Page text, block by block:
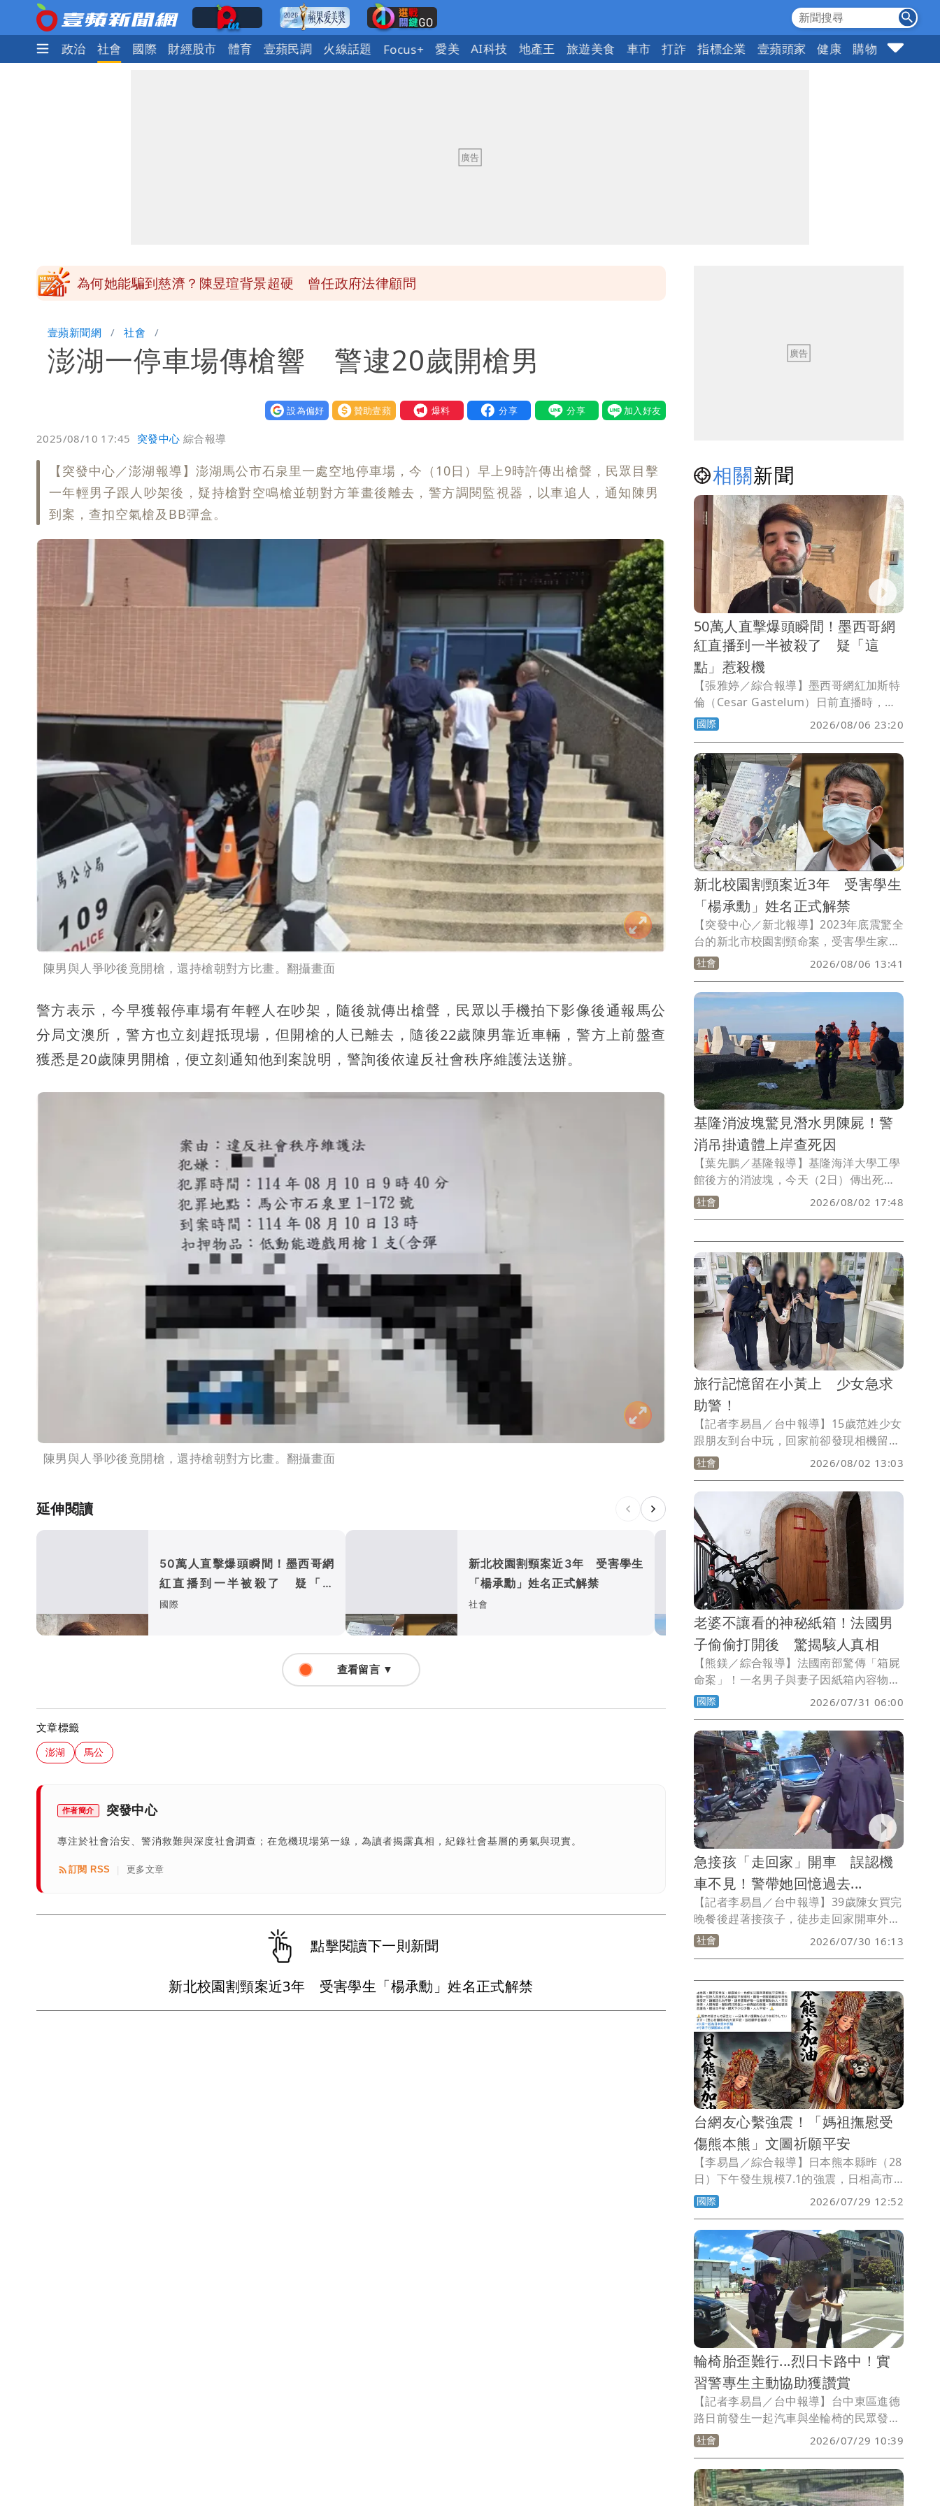
生活 政治 社會 國際 財經股市 體育 壹蘋民調 火線話題 Focus+ 愛美 AI科技 地產王 旅遊美食 車市 打詐 指標企業 壹蘋頭家 健康 購物 女神
為何她能騙到慈濟？陳昱瑄背景超硬 曾任政府法律顧問
中國賣家被踢爆在網購平台「租人頭」 吳欣岱：完美偽裝台灣企業
壹蘋新聞網 社會
澎湖一停車場傳槍響 警逮20歲開槍男
設為偏好 贊助壹蘋 我要爆料
2025/08/10 17:45 突發中心 綜合報導
【突發中心／澎湖報導】澎湖馬公市石泉里一處空地停車場，今（10日）早上9時許傳出槍聲，民眾目擊
一年輕男子跟人吵架後，疑持槍對空鳴槍並朝對方筆畫後離去，警方調閱監視器，以車追人，通知陳男
到案，查扣空氣槍及BB彈盒。
陳男與人爭吵後竟開槍，還持槍朝對方比畫。翻攝畫面
警方表示，今早獲報停車場有年輕人在吵架，隨後就傳出槍聲，民眾以手機拍下影像後通報馬公
分局文澳所，警方也立刻趕抵現場，但開槍的人已離去，隨後22歲陳男靠近車輛，警方上前盤查
獲悉是20歲陳男開槍，便立刻通知他到案說明，警詢後依違反社會秩序維護法送辦。
陳男與人爭吵後竟開槍，還持槍朝對方比畫。翻攝畫面
延伸閱讀
50萬人直擊爆頭瞬間！墨西哥網
紅直播到一半被殺了 疑「這
點」惹殺機
國際
新北校園割頸案近3年 受害學生
「楊承勳」姓名正式解禁
社會
基隆消波塊驚見潛水男陳屍
消吊掛遺體上岸查死因
社會
查看留言 ▼
文章標籤
澎湖 馬公
作者簡介 突發中心
專注於社會治安、警消救難與深度社會調查；在危機現場第一線，為讀者揭露真相，紀錄社會基層的勇氣與現實。
訂閱 RSS | 更多文章
點擊閱讀下一則新聞
新北校園割頸案近3年 受害學生「楊承勳」姓名正式解禁
相關新聞
50萬人直擊爆頭瞬間！墨西哥網
紅直播到一半被殺了 疑「這
點」惹殺機
【張雅婷／綜合報導】墨西哥網紅加斯特
倫（Cesar Gastelum）日前直播時，竟
在鏡頭前遭摩托車騎士近距離槍殺身亡，
驚悚一幕被數十萬名粉絲目睹。當局表
示，加斯特倫曾在社群媒體提及犯罪集
團，疑似因此惹上殺機。
國際 2026/08/06 23:20
新北校園割頸案近3年 受害學生
「楊承勳」姓名正式解禁
【突發中心／新北報導】2023年底震驚全
台的新北市校園割頸命案，受害學生家屬
歷經近3年奔走，新北市政府完成審議
後，決議基於公共利益及校園安全教育需
求，同意在校園安全教材及相關紀念活動
中公開受害學生姓名，讓過去只能以「楊
姓國中生」稱呼的受害者，正式以本名
「楊承勳」被社會記住。
社會 2026/08/06 13:41
基隆消波塊驚見潛水男陳屍！警
消吊掛遺體上岸查死因
【葉先鵬／基隆報導】基隆海洋大學工學
館後方的消波塊，今天（2日）傳出死亡
事件，警消趕抵後發現一名60多歲江姓男
子已明顯死亡，詳細事發原因還有待進一
社會 2026/08/02 17:48
旅行記憶留在小黃上 少女急求
助警！
【記者李易昌／台中報導】15歲范姓少女
跟朋友到台中玩，回家前卻發現相機留在
計程車上，因沒記車牌跟司機資訊，她們
焦急不知所措，只好向附近派出所求助，
警方獲報後除安撫2人情緒外，也根據他
們提供的線索查找，最後順利聯繫上司
機，成功找回遺失物，2少女才放下心中
大石。
社會 2026/08/02 13:03
老婆不讓看的神秘紙箱！法國男
子偷偷打開後 驚揭駭人真相
【熊鎂／綜合報導】法國南部驚傳「箱屍
命案」！一名男子與妻子因紙箱內容物發
生爭執，男子趁妻子不在家偷偷開箱後，
竟發現內藏5具嬰屍！警方目前已介入調
查，將透過司法鑑定，釐清嬰兒死亡時間
與案件經過。
國際 2026/07/31 06:00
急接孩「走回家」開車 誤認機
車不見！警帶她回憶過去...
【記者李易昌／台中報導】39歲陳女買完
晚餐後趕著接孩子，徒步走回家開車外
出，隔天要騎車時卻遍尋不著機車，焦急
報警求助，警方到場排除遭竊的可能性，
晚餐處找回機車，對自己的糊塗忘事也感
到不好意思。
社會 2026/07/30 16:13
台網友心繫強震！「媽祖撫慰受
傷熊本熊」文圖祈願平安
【李易昌／綜合報導】日本熊本縣昨（28
日）下午發生規模7.1的強震，日相高市
早苗今（29日）指出已有13死、持續搜救
爆炸後疑受困倒塌的永旺商城AEON建築
物體的民眾等，而一幕幕驚心動魄的地震
畫面傳出，時常感受到地震威脅的台灣網
友Wen Jing Tzeng製作了一張媽祖輕撫
包裹紗布的熊本熊，寫下祈求媽祖慈悲護
佑日本熊本及周邊地區，保佑災民、救援
人員都能平安順利，這張媽祖撫慰熊本熊
的圖片就發表在臉書社團白沙屯＆山邊媽
祖香燈腳粉絲團。
國際 2026/07/29 12:52
輪椅胎歪難行...烈日卡路中！實
習警專生主動協助獲讚賞
【記者李易昌／台中報導】台中東區進德
路日前發生一起汽車與坐輪椅的民眾發生
擦撞，輪椅輪胎因已變形而無法移動，但
當時烈日艷陽，熱心民眾撐起雨傘陪伴，
實習警專生陳宥蓁在協助處理車禍之餘，
也接替撐傘任務，讓整起車禍事故處理的
圓滿順利結束。
社會 2026/07/29 10:39